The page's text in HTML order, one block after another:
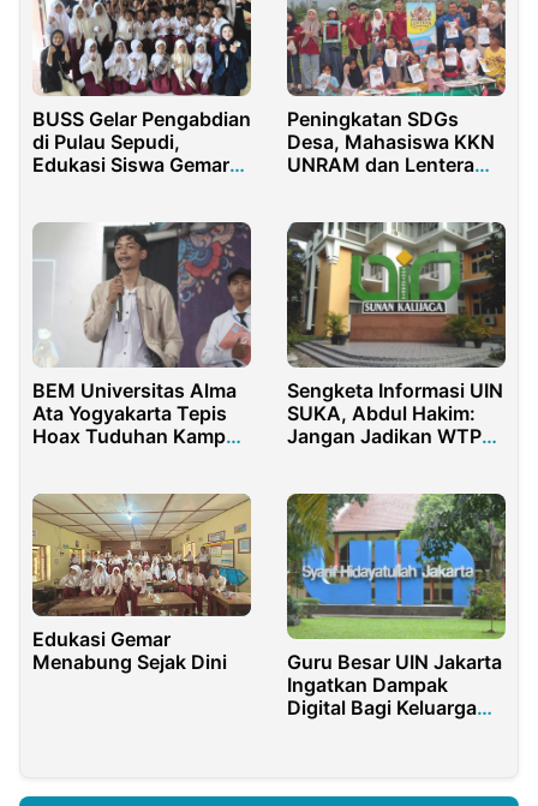
BUSS Gelar Pengabdian
di Pulau Sepudi,
Edukasi Siswa Gemar
Peningkatan SDGs
Desa, Mahasiswa KKN
UNRAM dan Lentera
BEM Universitas Alma
Ata Yogyakarta Tepis
Hoax Tuduhan Kampus
Sengketa Informasi UIN
SUKA, Abdul Hakim:
Jangan Jadikan WTP
Edukasi Gemar
Menabung Sejak Dini
Guru Besar UIN Jakarta
Ingatkan Dampak
Digital Bagi Keluarga